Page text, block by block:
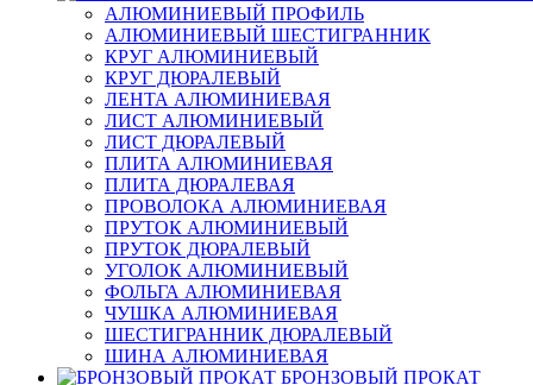
АЛЮМИНИЕВЫЙ ПРОФИЛЬ
АЛЮМИНИЕВЫЙ ШЕСТИГРАННИК
КРУГ АЛЮМИНИЕВЫЙ
КРУГ ДЮРАЛЕВЫЙ
ЛЕНТА АЛЮМИНИЕВАЯ
ЛИСТ АЛЮМИНИЕВЫЙ
ЛИСТ ДЮРАЛЕВЫЙ
ПЛИТА АЛЮМИНИЕВАЯ
ПЛИТА ДЮРАЛЕВАЯ
ПРОВОЛОКА АЛЮМИНИЕВАЯ
ПРУТОК АЛЮМИНИЕВЫЙ
ПРУТОК ДЮРАЛЕВЫЙ
УГОЛОК АЛЮМИНИЕВЫЙ
ФОЛЬГА АЛЮМИНИЕВАЯ
ЧУШКА АЛЮМИНИЕВАЯ
ШЕСТИГРАННИК ДЮРАЛЕВЫЙ
ШИНА АЛЮМИНИЕВАЯ
БРОНЗОВЫЙ ПРОКАТ